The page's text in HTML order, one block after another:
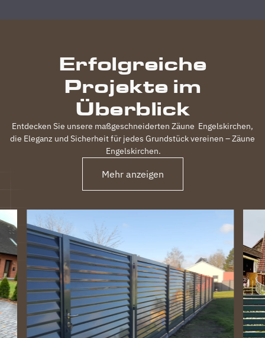
inkl.
und 2
Gartentüren,
waren
120m
Zaun in 3
Tagen
fertig.
war
Zaun
perfekt
geworden
und die
Hunde
lieben
Erfolgreiche
Projekte im
Überblick
Entdecken Sie unsere maßgeschneiderten Zäune Engelskirchen,
die Eleganz und Sicherheit für jedes Grundstück vereinen – Zäune
Engelskirchen.
Mehr anzeigen